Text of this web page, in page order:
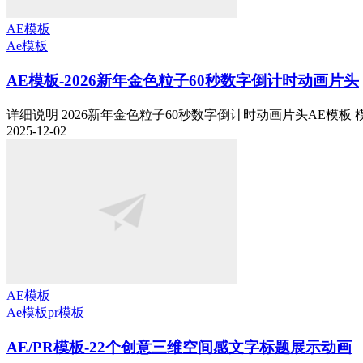
AE模板
Ae模板
AE模板-2026新年金色粒子60秒数字倒计时动画片头
详细说明 2026新年金色粒子60秒数字倒计时动画片头AE模板
2025-12-02
AE模板
Ae模板pr模板
AE/PR模板-22个创意三维空间感文字标题展示动画